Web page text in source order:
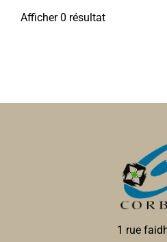
Afficher 0 résultat
1 rue